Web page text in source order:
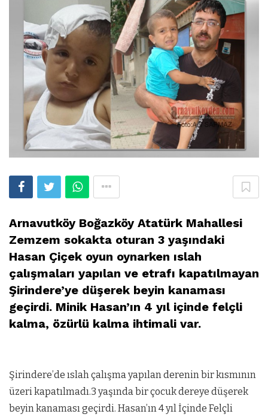
Arnavutköy Boğazköy Atatürk Mahallesi
Zemzem sokakta oturan 3 yaşındaki
Hasan Çiçek oyun oynarken ıslah
çalışmaları yapılan ve etrafı kapatılmayan
Şirindere’ye düşerek beyin kanaması
geçirdi. Minik Hasan’ın 4 yıl içinde felçli
kalma, özürlü kalma ihtimali var.
Şirindere’de ıslah çalışma yapılan derenin bir kısmının
üzeri kapatılmadı.3 yaşında bir çocuk dereye düşerek
beyin kanaması geçirdi. Hasan’ın 4 yıl İçinde Felçli